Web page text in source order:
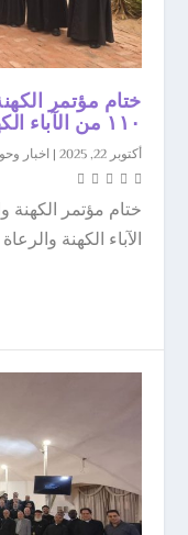
ختام مؤتمر
١١٠ من الآباء الكهنة والرعاة
أكتوبر 22, 2025 |اخبار
الآباء الكهنة